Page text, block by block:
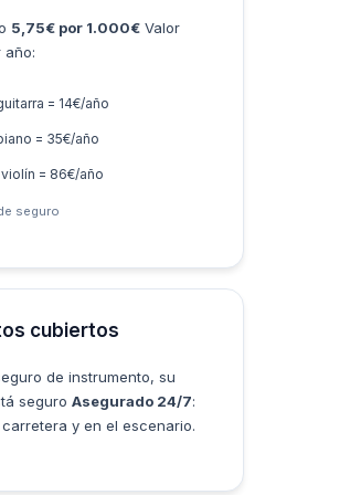
5,75€ por 1.000€ Valor
año:
= 14€/año
= 35€/año
= 86€/año
seguro
cubiertos
de instrumento, su
seguro Asegurado 24/7:
y en el escenario.